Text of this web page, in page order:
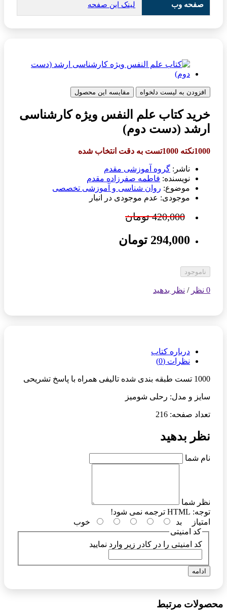
صفحه وب لینک این صفحه
افزودن به لیست دلخواه مقایسه این محصول
خرید کتاب علم النفس ویژه کارشناسی
ارشد (دست دوم)
1000نکته 1000تست به دقت انتخاب شده
ناشر: گروه آموزشی مقدم
نویسنده: فاطمه صفرزاده مقدم
موضوع: روان شناسی و آموزشی تخصصی
موجودی: عدم موجودی در انبار
420,000 تومان
294,000 تومان
ناموجود
0 نظر / نظر بدهید
درباره کتاب
نظرات (0)
1000 تست طبقه بندی شده تالیفی همراه با پاسخ تشریحی
سایز و مدل: رحلی شومیز
تعداد صفحه: 216
نظر بدهید
نام شما
نظر شما
توجه:
امتیاز
بد
خوب
کد امنیتی
کد امنیتی را در کادر زیر وارد نمایید
ادامه
محصولات مرتبط